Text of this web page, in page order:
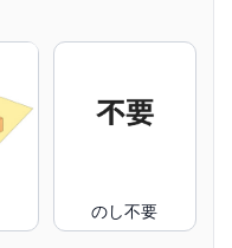
のし不要